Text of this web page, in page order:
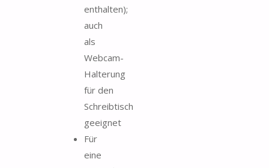
enthalten);
auch
als
Webcam-
Halterung
für den
Schreibtisch
geeignet
Für
eine